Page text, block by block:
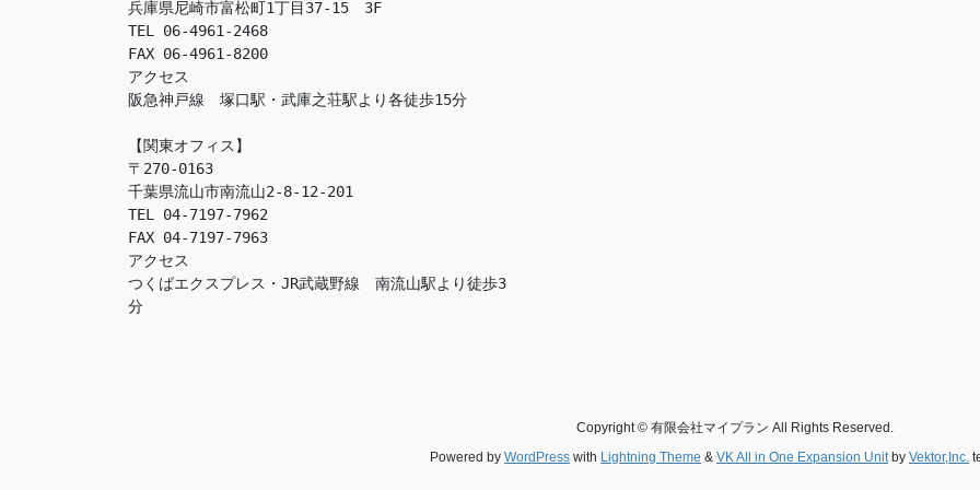
兵庫県尼崎市富松町1丁目37-15　3F
TEL 06-4961-2468
FAX 06-4961-8200
アクセス
阪急神戸線　塚口駅・武庫之荘駅より各徒歩15分
【関東オフィス】
〒270-0163
千葉県流山市南流山2-8-12-201
TEL 04-7197-7962
FAX 04-7197-7963
アクセス
つくばエクスプレス・JR武蔵野線　南流山駅より徒歩3
分
Copyright © 有限会社マイプラン All Rights Reserved.
Powered by WordPress with Lightning Theme & VK All in One Expansion Unit by Vektor,Inc.